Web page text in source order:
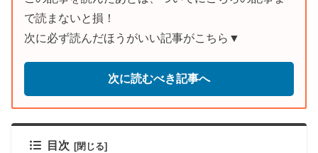
で読まないと損！
次に必ず読んだほうがいい記事がこちら▼
次に読むべき記事へ
目次